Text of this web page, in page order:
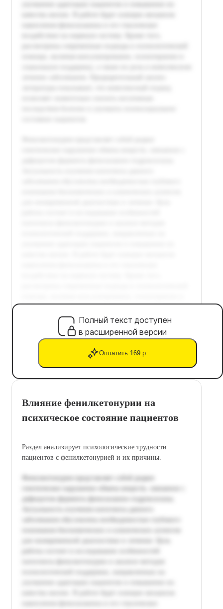
Полный текст доступен
в расширенной версии
Оплатить 169 р.
Влияние фенилкетонурии на
психическое состояние пациентов
Раздел анализирует психологические трудности
пациентов с фенилкетонурией и их причины.